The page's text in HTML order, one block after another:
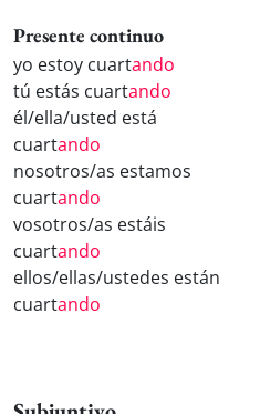
Presente continuo
yo estoy cuartando
tú estás cuartando
él/ella/usted está
cuartando
nosotros/as estamos
cuartando
vosotros/as estáis
cuartando
ellos/ellas/ustedes están
cuartando